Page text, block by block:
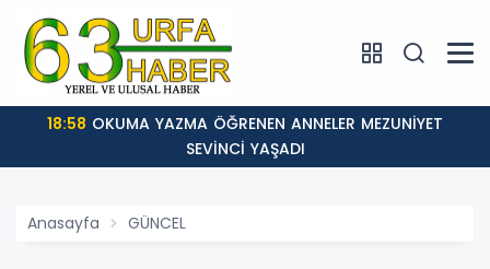
18:58
SEVİNCİ YAŞADI
Anasayfa GÜNCEL